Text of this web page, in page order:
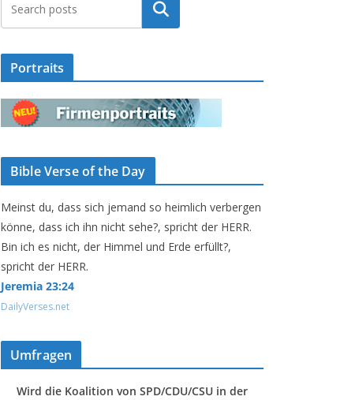
Suchen
Portraits
Bible Verse of the Day
Meinst du, dass sich jemand so heimlich verbergen
könne, dass ich ihn nicht sehe?, spricht der HERR.
Bin ich es nicht, der Himmel und Erde erfüllt?,
spricht der HERR.
Jeremia 23:24
DailyVerses.net
Umfragen
Wird die Koalition von SPD/CDU/CSU in der